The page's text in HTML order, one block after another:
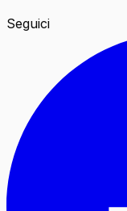
Seguici